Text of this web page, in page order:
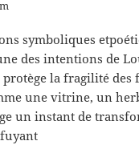
symboliques
des intentions de
protège la fragilité des
une vitrine, un
un instant de